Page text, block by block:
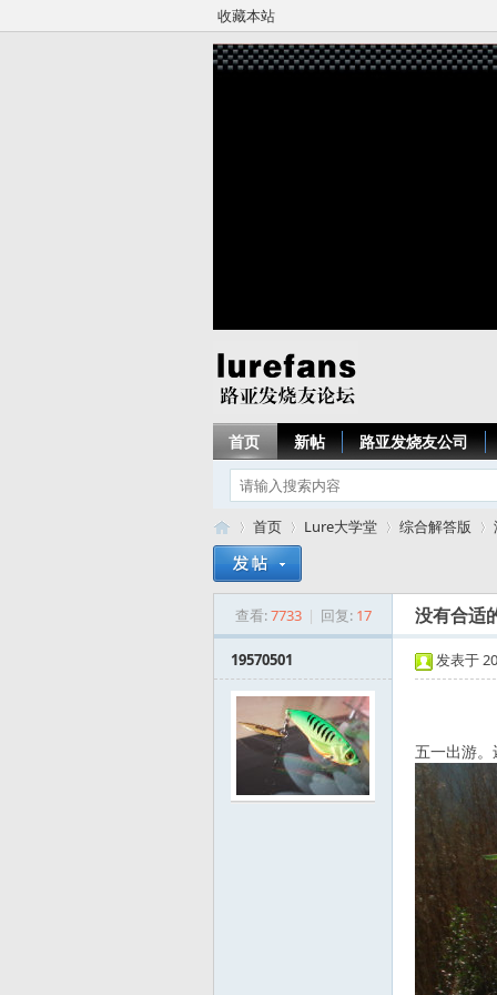
收藏本站
首页 新帖 路亚发烧友公司
»
首页
›
Lure大学堂 综合解答版
›
查看:7733 | 回复: 17 没有合适
19570501 发表于
五一出游